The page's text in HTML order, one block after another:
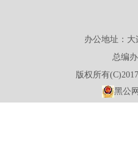
办公地址：大
总编
版权所有(C)2017
黑公